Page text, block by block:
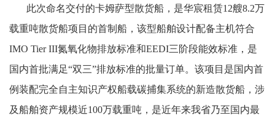
此次命名交付的卡姆萨型散货船，是华宸租赁12艘8.2万
载重吨散货船项目的首制船，该型船舶设计配备主机符合
IMO Tier III氮氧化物排放标准和EEDI三阶段能效标准，是
国内首批满足“双三”排放标准的批量订单。该项目是国内首
例装配完全自主知识产权船载碳捕集系统的新造散货船，涉
及船舶资产规模近100万载重吨，是近年来我省乃至国内最